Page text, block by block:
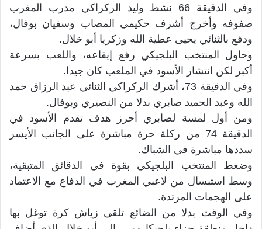
وفي الدقيقة 66 نشط وليد الركراكي مدرب المغرب
صفوفه وأخرج أشرف حكيمي المصاب وسفيان بوفال،
ودفع بالثنائي يحيى عطية الله وزكريا أبو خلال.
وحاول المنتخب البلجيكي رفع إيقاعه، واللعب بسرعة
أكبر لكن انتشار الأسود في الملعب كان جيدا.
وفي الدقيقة 73، أشرك الركراكي الثنائي عبد الرزاق حمد
الله وعبد الحميد صابري بدلا من النصيري وبوفال.
ومن أول لمسة لصابري أحرز هدف تقدم الأسود في
الدقيقة 74 من ركلة حرة مباشرة على الجانب الأيسر
سددها مباشرة في الشباك.
وضغط المنتخب البلجيكي بقوة في الدقائق المتبقية،
وسط استبسال من لاعبي المغرب في الدفاع مع الاعتماد
على الهجمات المرتدة.
وفي الوقت بدلا من الضائع تلقى زياش كرة توغل بها